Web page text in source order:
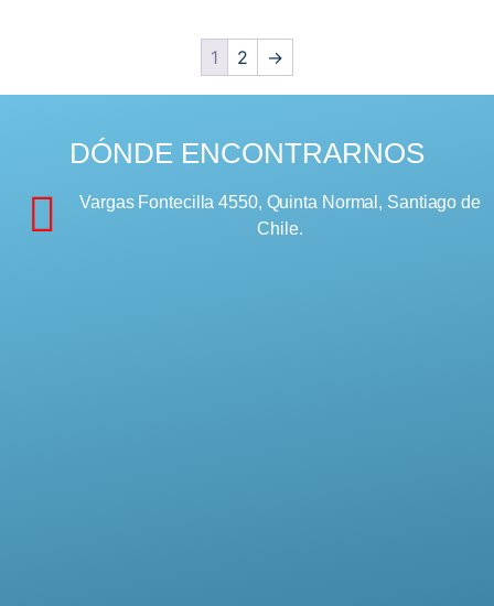
1 2 →
DÓNDE ENCONTRARNOS
Vargas Fontecilla 4550, Quinta Normal, Santiago de
Chile.